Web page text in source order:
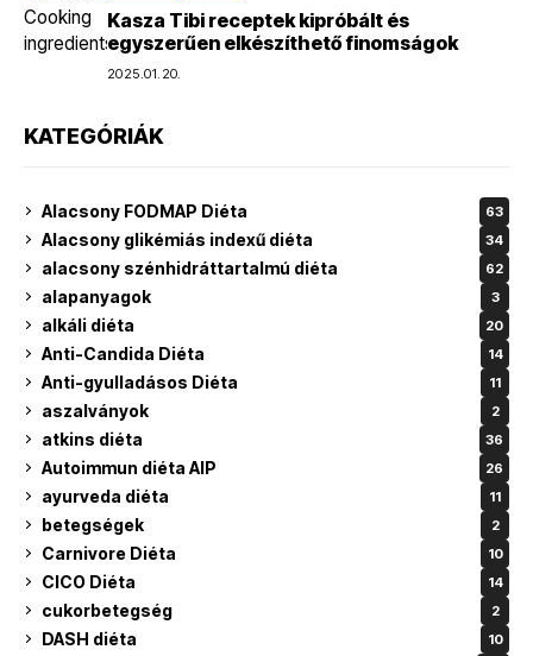
Kasza Tibi receptek kipróbált és
egyszerűen elkészíthető finomságok
2025.01.20.
KATEGÓRIÁK
Alacsony FODMAP Diéta 63
Alacsony glikémiás indexű diéta 34
alacsony szénhidráttartalmú diéta 62
alapanyagok 3
alkáli diéta 20
Anti-Candida Diéta 14
Anti-gyulladásos Diéta 11
aszalványok 2
atkins diéta 36
Autoimmun diéta AIP 26
ayurveda diéta 11
betegségek 2
Carnivore Diéta 10
CICO Diéta 14
cukorbetegség 2
DASH diéta 10